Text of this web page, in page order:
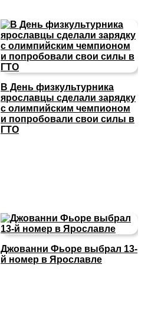
В День физкультурника
ярославцы сделали зарядку
с олимпийским чемпионом
и попробовали свои силы в
ГТО
Джованни Фьоре выбрал 13-
й номер в Ярославле